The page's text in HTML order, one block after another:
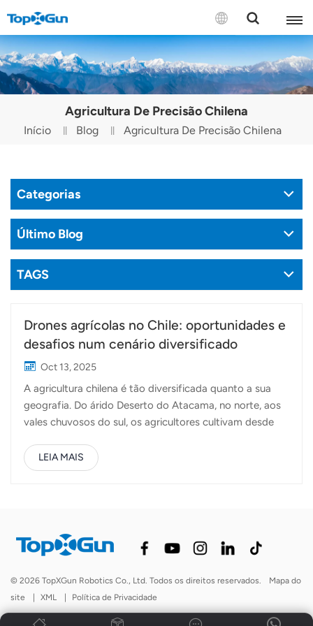
CONTACTE-NOS
English
Español
Português(Portugal)
Português(Brasil)
Agricultura De Precisão Chilena
Início Blog Agricultura De Precisão Chilena
Categorias
Último Blog
TAGS
Drones agrícolas no Chile: oportunidades e
desafios num cenário diversificado
Oct 13, 2025
A agricultura chilena é tão diversificada quanto a sua
geografia. Do árido Deserto do Atacama, no norte, aos
vales chuvosos do sul, os agricultores cultivam desde
faz do Chile um dos produtores agrícolas mais
dinâmicos da América do Sul, mas também um país com
chilenos que procuram gerir as culturas de forma mais
eficiente e reduzir os custos de produção. O formato
agrícolas estão geralmente localizadas em áreas
montanhosas ou de difícil acesso, onde os
equipamentos tradicionais de solo têm dificuldade em
LEIA MAIS
© 2026 TopXGun Robotics Co., Ltd. Todos os direitos reservados.
Mapa do
site
| XML | Política de Privacidade